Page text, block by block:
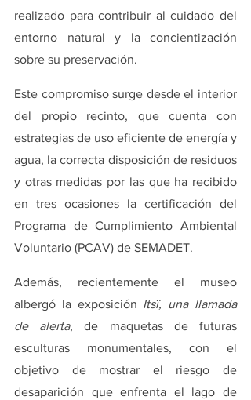
realizado para contribuir al cuidado del
entorno natural y la concientización
sobre su preservación.
Este compromiso surge desde el interior
del propio recinto, que cuenta con
estrategias de uso eficiente de energía y
agua, la correcta disposición de residuos
y otras medidas por las que ha recibido
en tres ocasiones la certificación del
Programa de Cumplimiento Ambiental
Voluntario (PCAV) de SEMADET.
Además, recientemente el museo
albergó la exposición Itsï, una llamada
de alerta, de maquetas de futuras
esculturas monumentales, con el
objetivo de mostrar el riesgo de
desaparición que enfrenta el lago de